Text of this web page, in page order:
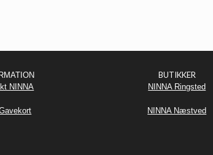
NINNA
BUTIKKER
NINNA Ringsted
NINNA Næstved